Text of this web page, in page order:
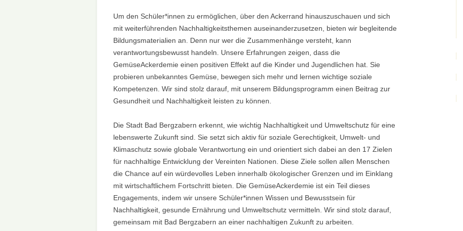
Um den Schüler*innen zu ermöglichen, über den Ackerrand hinauszuschauen und sich
mit weiterführenden Nachhaltigkeitsthemen auseinanderzusetzen, bieten wir begleitende
Bildungsmaterialien an. Denn nur wer die Zusammenhänge versteht, kann
verantwortungsbewusst handeln. Unsere Erfahrungen zeigen, dass die
GemüseAckerdemie einen positiven Effekt auf die Kinder und Jugendlichen hat. Sie
probieren unbekanntes Gemüse, bewegen sich mehr und lernen wichtige soziale
Kompetenzen. Wir sind stolz darauf, mit unserem Bildungsprogramm einen Beitrag zur
Gesundheit und Nachhaltigkeit leisten zu können.
Die Stadt Bad Bergzabern erkennt, wie wichtig Nachhaltigkeit und Umweltschutz für eine
lebenswerte Zukunft sind. Sie setzt sich aktiv für soziale Gerechtigkeit, Umwelt- und
Klimaschutz sowie globale Verantwortung ein und orientiert sich dabei an den 17 Zielen
für nachhaltige Entwicklung der Vereinten Nationen. Diese Ziele sollen allen Menschen
die Chance auf ein würdevolles Leben innerhalb ökologischer Grenzen und im Einklang
mit wirtschaftlichem Fortschritt bieten. Die GemüseAckerdemie ist ein Teil dieses
Engagements, indem wir unsere Schüler*innen Wissen und Bewusstsein für
Nachhaltigkeit, gesunde Ernährung und Umweltschutz vermitteln. Wir sind stolz darauf,
gemeinsam mit Bad Bergzabern an einer nachhaltigen Zukunft zu arbeiten.